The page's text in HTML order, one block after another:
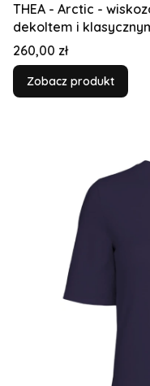
THEA - Arctic -
dekoltem i
Cena
260,00 zł
Zobacz produkt